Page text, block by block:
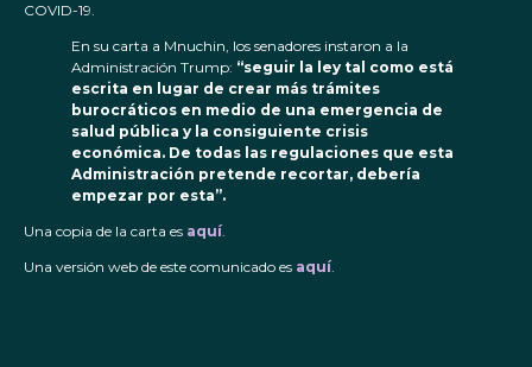
COVID-19.
En su carta a Mnuchin, los senadores instaron a la
Administración Trump: “seguir la ley tal como está
escrita en lugar de crear más trámites
burocráticos en medio de una emergencia de
salud pública y la consiguiente crisis
económica. De todas las regulaciones que esta
Administración pretende recortar, debería
empezar por esta”.
Una copia de la carta es aquí.
Una versión web de este comunicado es aquí.